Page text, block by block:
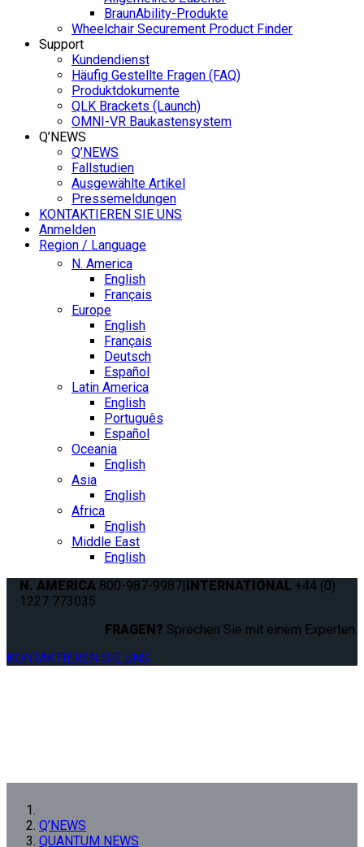
BraunAbility-Produkte
Wheelchair Securement Product Finder
Support
Kundendienst
Häufig Gestellte Fragen (FAQ)
Produktdokumente
QLK Brackets (Launch)
OMNI-VR Baukastensystem
Q’NEWS
Q’NEWS
Fallstudien
Ausgewählte Artikel
Pressemeldungen
KONTAKTIEREN SIE UNS
Anmelden
Region / Language
N. America
English
Français
Europe
English
Français
Deutsch
Español
Latin America
English
Português
Español
Oceania
English
Asia
English
Africa
English
Middle East
English
N. AMERICA 800-987-9987|INTERNATIONAL +44 (0)
1227 773035
FRAGEN? Sprechen Sie mit einem Experten.
KONTAKTIEREN SIE UNS
Q’NEWS
QUANTUM NEWS